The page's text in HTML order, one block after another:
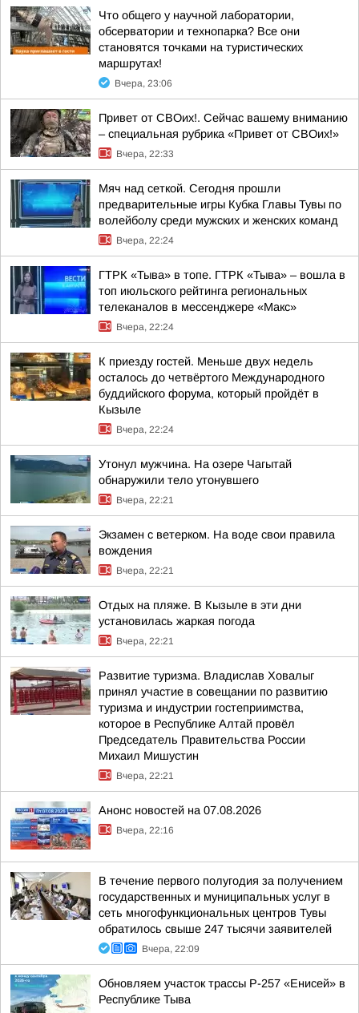
Что общего у научной лаборатории,
обсерватории и технопарка? Все они
становятся точками на туристических
маршрутах!
Вчера, 23:06
Привет от СВОих!. Сейчас вашему вниманию
– специальная рубрика «Привет от СВОих!»
Вчера, 22:33
Мяч над сеткой. Сегодня прошли
предварительные игры Кубка Главы Тувы по
волейболу среди мужских и женских команд
Вчера, 22:24
ГТРК «Тыва» в топе. ГТРК «Тыва» – вошла в
топ июльского рейтинга региональных
телеканалов в мессенджере «Макс»
Вчера, 22:24
К приезду гостей. Меньше двух недель
осталось до четвёртого Международного
буддийского форума, который пройдёт в
Кызыле
Вчера, 22:24
Утонул мужчина. На озере Чагытай
обнаружили тело утонувшего
Вчера, 22:21
Экзамен с ветерком. На воде свои правила
вождения
Вчера, 22:21
Отдых на пляже. В Кызыле в эти дни
установилась жаркая погода
Вчера, 22:21
Развитие туризма. Владислав Ховалыг
принял участие в совещании по развитию
туризма и индустрии гостеприимства,
которое в Республике Алтай провёл
Председатель Правительства России
Михаил Мишустин
Вчера, 22:21
Анонс новостей на 07.08.2026
Вчера, 22:16
В течение первого полугодия за получением
государственных и муниципальных услуг в
сеть многофункциональных центров Тувы
обратилось свыше 247 тысячи заявителей
Вчера, 22:09
Обновляем участок трассы Р-257 «Енисей» в
Республике Тыва